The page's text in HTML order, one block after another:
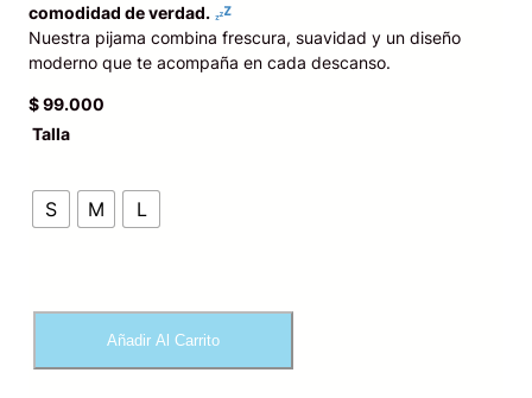
comodidad de verdad.
Nuestra pijama combina frescura, suavidad y un diseño
moderno que te acompaña en cada descanso.
$99.000
Talla
S M L
Añadir Al Carrito